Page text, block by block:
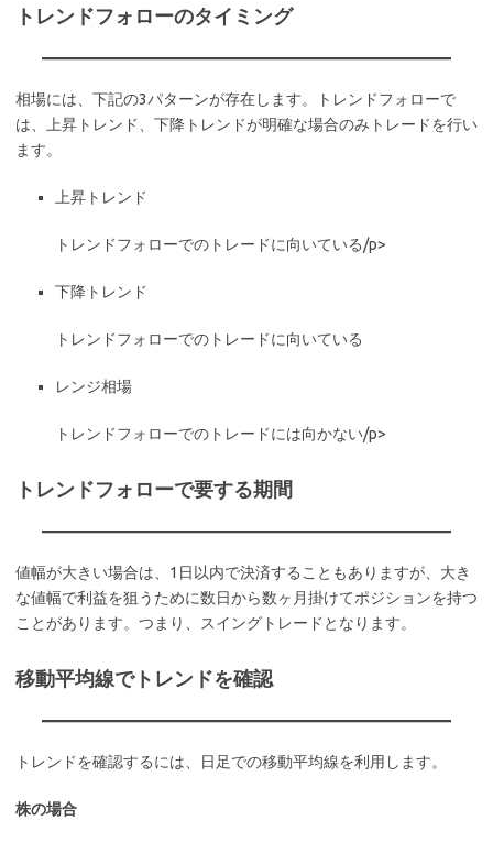
トレンドフォローのタイミング
相場には、下記の3パターンが存在します。トレンドフォローで
は、上昇トレンド、下降トレンドが明確な場合のみトレードを行い
ます。
上昇トレンド
トレンドフォローでのトレードに向いている/p>
下降トレンド
トレンドフォローでのトレードに向いている
レンジ相場
トレンドフォローでのトレードには向かない/p>
トレンドフォローで要する期間
値幅が大きい場合は、1日以内で決済することもありますが、大き
な値幅で利益を狙うために数日から数ヶ月掛けてポジションを持つ
ことがあります。つまり、スイングトレードとなります。
移動平均線でトレンドを確認
トレンドを確認するには、日足での移動平均線を利用します。
株の場合